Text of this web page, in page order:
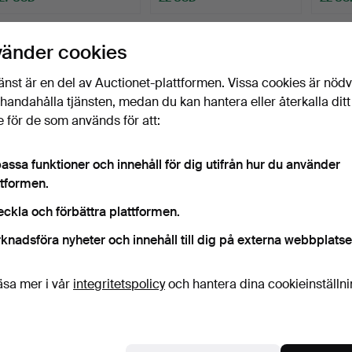
9 st, H.C
sagor & br…
bud
Hodierna", Hans Hi…
7 bud
1 bud
cookies
är en del av Auctionet-plattformen. Vissa cookies är
tjänsten, medan du kan hantera eller återkalla ditt
för de som används för att:
funktioner och innehåll för dig utifrån hur du använder
och förbättra plattformen.
nyheter och innehåll till dig på externa
mer i vår integritetspolicyoch hantera dina